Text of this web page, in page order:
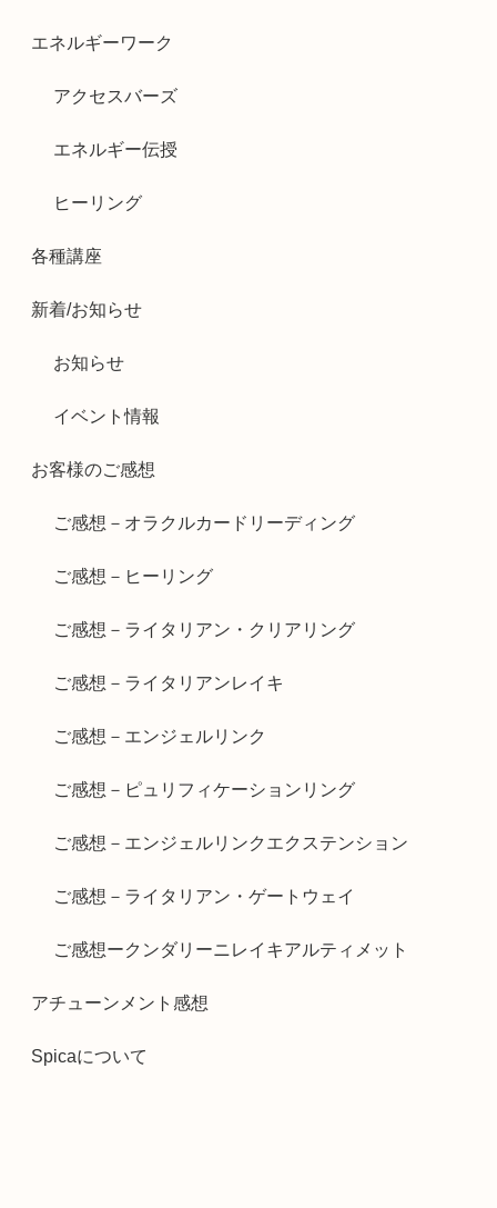
エネルギーワーク
アクセスバーズ
エネルギー伝授
ヒーリング
各種講座
新着/お知らせ
お知らせ
イベント情報
お客様のご感想
ご感想－オラクルカードリーディング
ご感想－ヒーリング
ご感想－ライタリアン・クリアリング
ご感想－ライタリアンレイキ
ご感想－エンジェルリンク
ご感想－ピュリフィケーションリング
ご感想－エンジェルリンクエクステンション
ご感想－ライタリアン・ゲートウェイ
ご感想ークンダリーニレイキアルティメット
アチューンメント感想
Spicaについて